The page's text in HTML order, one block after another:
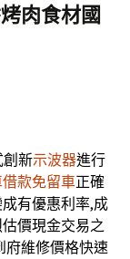
字:
肉食材國
創新示波器進行
款免留車正確
有優惠利率,成
價現金交易之
府維修價格快速